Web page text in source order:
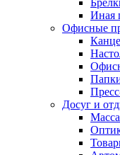
Иная
Офисные
Досуг и